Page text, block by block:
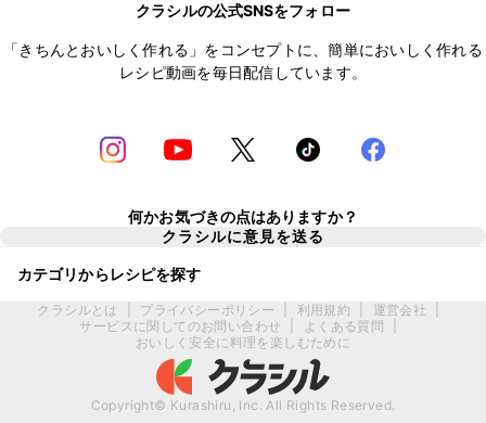
クラシルの公式SNSをフォロー
「きちんとおいしく作れる」をコンセプトに、簡単においしく作れる
レシピ動画を毎日配信しています。
何かお気づきの点はありますか？
クラシルに意見を送る
カテゴリからレシピを探す
クラシルとは プライバシーポリシー 利用規約 運営会社
サービスに関してのお問い合わせ
よくある質問
おいしく安全に料理を楽しむために
Copyright© Kurashiru, Inc. All Rights Reserved.